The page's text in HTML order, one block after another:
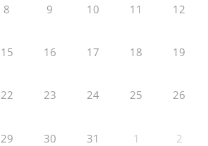
8 9 10 11 12
15 16 17 18 19
22 23 24 25 26
29 30 31 1 2